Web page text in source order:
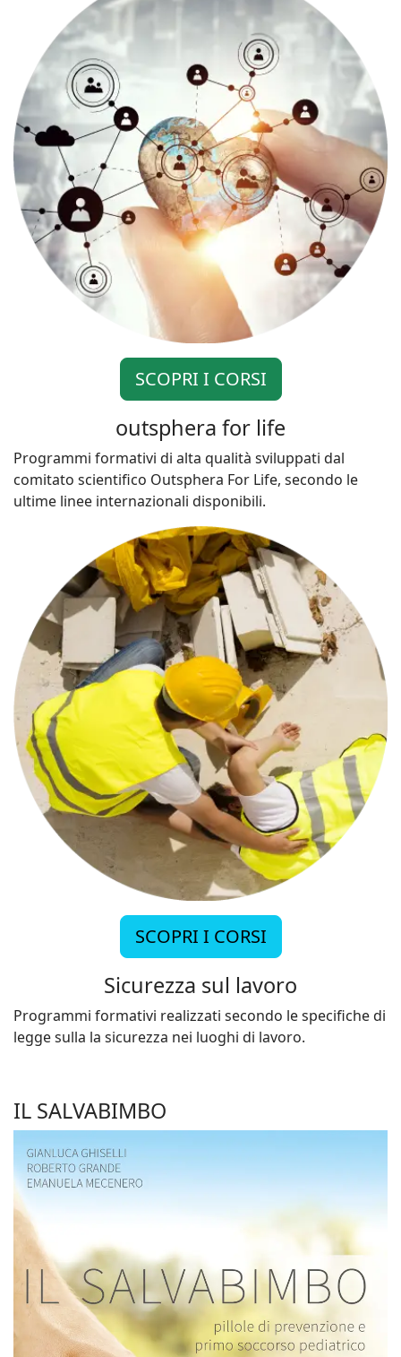
SCOPRI I CORSI
outsphera for life
Programmi formativi di alta qualità sviluppati dal
comitato scientifico Outsphera For Life, secondo le
ultime linee internazionali disponibili.
SCOPRI I CORSI
Sicurezza sul lavoro
Programmi formativi realizzati secondo le specifiche di
legge sulla la sicurezza nei luoghi di lavoro.
IL SALVABIMBO